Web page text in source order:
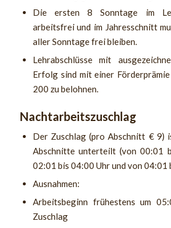
Die ersten 8 Sonntage im
arbeitsfrei und im Jahresschnitt
aller Sonntage frei bleiben.
Lehrabschlüsse mit
Erfolg sind mit einer
200 zu belohnen.
Nachtarbeitszuschlag
Der Zuschlag (pro Abschnitt € 9)
Abschnitte unterteilt (von 00:01
02:01 bis 04:00 Uhr und von 04:01
Ausnahmen:
Arbeitsbeginn frühestens um
Zuschlag